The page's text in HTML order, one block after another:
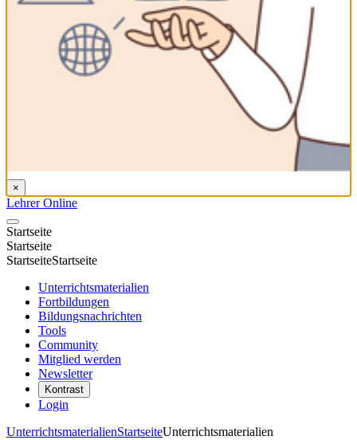
×
Lehrer Online
Startseite
Startseite
StartseiteStartseite
Unterrichtsmaterialien
Fortbildungen
Bildungsnachrichten
Tools
Community
Mitglied werden
Newsletter
Kontrast
Login
UnterrichtsmaterialienStartseiteUnterrichtsmaterialien